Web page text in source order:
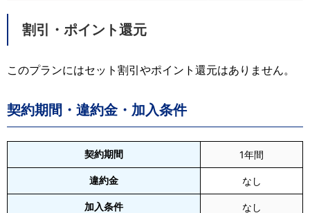
割引・ポイント還元
このプランにはセット割引やポイント還元はありません。
契約期間・違約金・加入条件
契約期間 1年間
違約金 なし
加入条件 なし